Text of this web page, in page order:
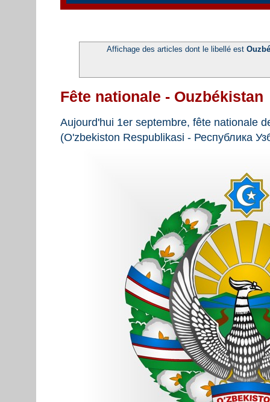
Affichage des articles dont le libellé est
Fête nationale - Ouzbékistan
Aujourd'hui 1er septembre, fête nationale
(O'zbekiston Respublikasi - Республика